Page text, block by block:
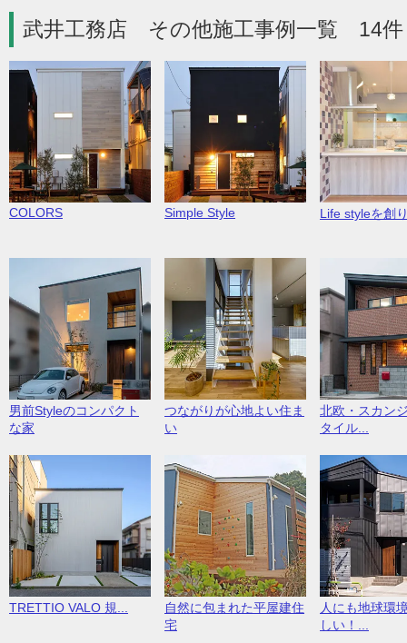
武井工務店 その他施工事例一覧 14件
COLORS Simple Style Life styleを創
男前Styleのコンパクト
な家
つながりが心地よい住ま
い
北欧・スカン
タイル...
TRETTIO VALO 規...
自然に包まれた平屋建住
宅
人にも地球環
しい！...